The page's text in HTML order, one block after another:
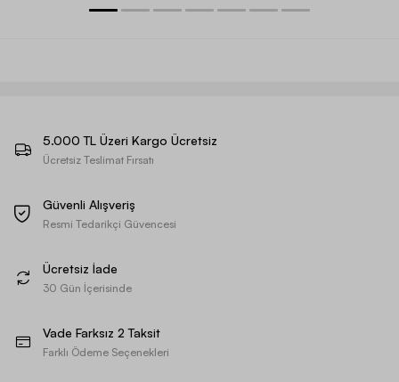
5.000 TL Üzeri Kargo Ücretsiz
Ücretsiz Teslimat Fırsatı
Güvenli Alışveriş
Resmi Tedarikçi Güvencesi
Ücretsiz İade
30 Gün İçerisinde
Vade Farksız 2 Taksit
Farklı Ödeme Seçenekleri